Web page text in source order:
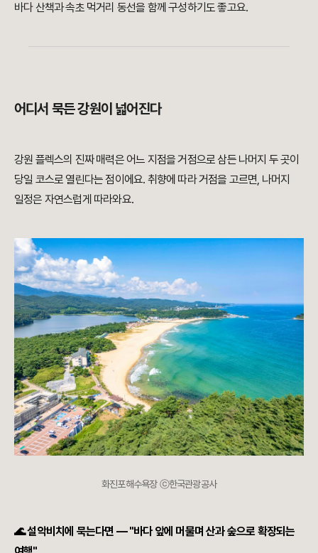
바다 산책과 속초 먹거리 동선을 함께 구성하기도 좋고요.
어디서 묵든 강원이 넓어진다
강원 플렉스의 진짜 매력은 어느 지점을 거점으로 삼든 나머지 두 곳이
당일 코스로 열린다는 점이에요. 취향에 따라 거점을 고르면, 나머지
일정은 자연스럽게 따라와요.
화진포해수욕장 ⓒ한국관광공사
🌊 설악비치에 묵는다면 — "바다 앞에 머물며 산과 숲으로 확장되는